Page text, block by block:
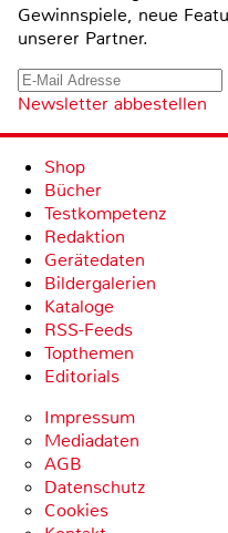
Gewinnspiele, neue
unserer Partner.
Newsletter abbestellen
Shop
Bücher
Testkompetenz
Redaktion
Gerätedaten
Bildergalerien
Kataloge
RSS-Feeds
Topthemen
Editorials
Impressum
Mediadaten
AGB
Datenschutz
Cookies